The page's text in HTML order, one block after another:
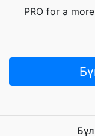
PRO for a